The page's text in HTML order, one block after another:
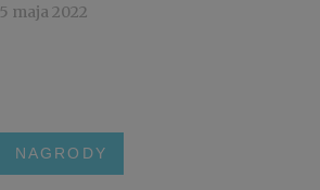
5 maja 2022
NAGRODY